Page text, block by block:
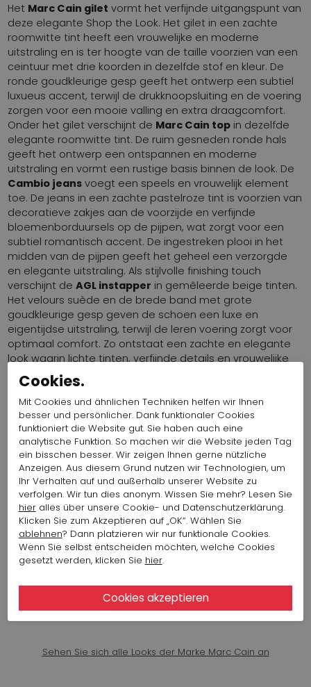
Het Marc Cain gilet vormt het verfijnde uitgangspunt van
deze elegante Shop the Look. Het gilet in een zachte
roomwitte tint heeft een vrouwelijke en moderne
uitstraling en is ter hoogte van de taille voorzien van een
ceintuur met drie koorden in dezelfde stof en kleur. De
ronde goudkleurige gesp geeft het ontwerp een subtiel
luxueus accent, terwijl de drukknoopsluiting en de voering
zorgen voor een mooie valling en extra draagcomfort.
Onder het gilet verschijnt de Marc Cain top in dezelfde
elegante roomwitte tint. De ruim gesneden ronde hals
geeft het ontwerp een ontspannen en moderne
uitstraling en vormt een rustige basis binnen de look. De
Cambio jeans voegt een speels en vrouwelijk element
toe. De jeans in een zachte pastelroze tint is voorzien van
decoratieve zakjes aan de voorzijde en verfijnde
bloemenborduursels op de pijpen, wat zorgt voor een
subtiel romantisch accent. De ingestreken plooi in het
midden van de pijpen geeft het geheel een verzorgde
en elegante uitstraling. Als stijlvolle finishing touch
verschijnt deAGL instapper in gemêleerde beige tinten.
Het velours suède en de brede band met grote
goudkleurige gesp geven de schoen een luxe en
eigentijdse uitstraling, terwijl de leren voering zorgt voor
optimaal comfort. Zo ontstaat een zachte en elegante
look waarin lichte tinten, verfijnde details en vrouwelijke
accenten samenkomen.
MARC CAIN BLAZER 112 AC 37.04
W70
Artikelnummer : 16006-1049
Farbe: Creme Weiß
461,30 $ 230,65 $
MARC CAIN TOP 112 AC 61.39 J14
Artikelnummer : 16031-1049
103,94 $
Sehen Sie sich alle Looks der Marke Marc Cain an
Cookies.
Mit Cookies und ähnlichen Techniken helfen wir Ihnen
besser und persönlicher. Dank funktionaler Cookies
funktioniert die Website gut. Sie haben auch eine
analytische Funktion. So machen wir die Website jeden Tag
ein bisschen besser. Wir zeigen Ihnen gerne nützliche
Anzeigen. Aus diesem Grund nutzen wir Technologien, um
Ihr Verhalten auf und außerhalb unserer Website zu
verfolgen. Wir tun dies anonym. Wissen Sie mehr? Lesen Sie
hieralles über unsere Cookie- und Datenschutzerklärung.
Klicken Sie zum Akzeptieren auf „OK“. Wählen Sie
ablehnen? Dann platzieren wir nur funktionale Cookies.
Wenn Sie selbst entscheiden möchten, welche Cookies
gesetzt werden, klicken Sie hier.